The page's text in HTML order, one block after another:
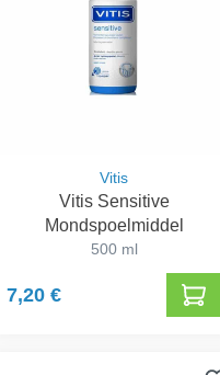
Vitis
Vitis Sensitive
Mondspoelmiddel
500 ml
7,20 €